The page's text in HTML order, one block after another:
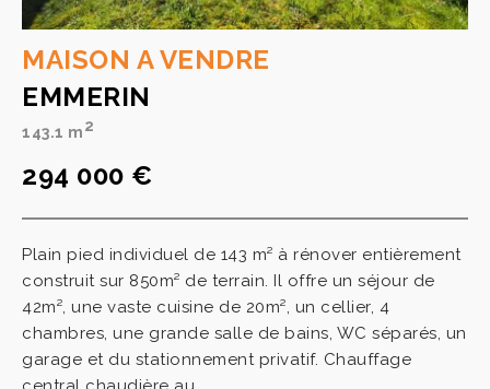
MAISON A VENDRE
EMMERIN
143.1 m2
294 000 €
Plain pied individuel de 143 m² à rénover entièrement
construit sur 850m² de terrain. Il offre un séjour de
42m², une vaste cuisine de 20m², un cellier, 4
chambres, une grande salle de bains, WC séparés, un
garage et du stationnement privatif. Chauffage